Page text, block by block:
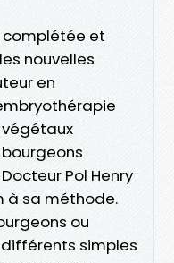
complétée et
nouvelles
en
Pol Henry
à sa méthode.
ou
simples